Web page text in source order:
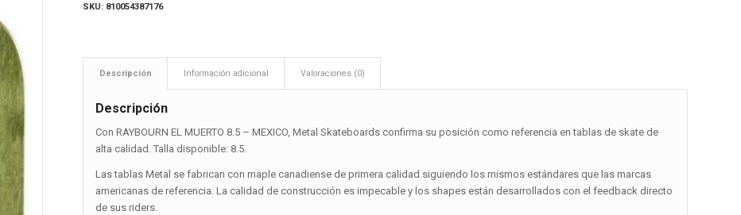
SKU: 810054387176
Descripción Información adicional Valoraciones (0)
Descripción
Con RAYBOURN EL MUERTO 8.5 – MEXICO, Metal Skateboards confirma su posición como referencia en tablas de skate de
alta calidad. Talla disponible: 8.5.
Las tablas Metal se fabrican con maple canadiense de primera calidad siguiendo los mismos estándares que las marcas
americanas de referencia. La calidad de construcción es impecable y los shapes están desarrollados con el feedback directo
de sus riders.